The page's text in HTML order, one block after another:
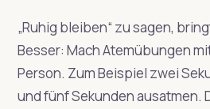
„Ruhig bleiben“ zu sagen,
Besser: Mach Atemübungen
Person. Zum Beispiel zwei
und fünf Sekunden ausatmen.